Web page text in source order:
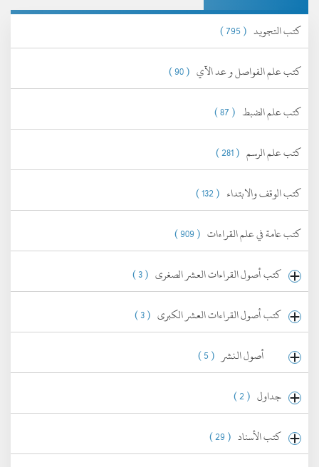
كتب التجويد ( 795 )
كتب علم الفواصل و عد الآي ( 90 )
كتب علم الضبط ( 87 )
كتب علم الرسم ( 281 )
كتب الوقف والابتداء ( 132 )
كتب عامة في علم القراءات ( 909 )
كتب أصول القراءات العشر الصغرى ( 3 )
كتب أصول القراءات العشر الكبرى ( 3 )
أصول النشر ( 5 )
جداول ( 2 )
كتب الأسناد ( 29 )